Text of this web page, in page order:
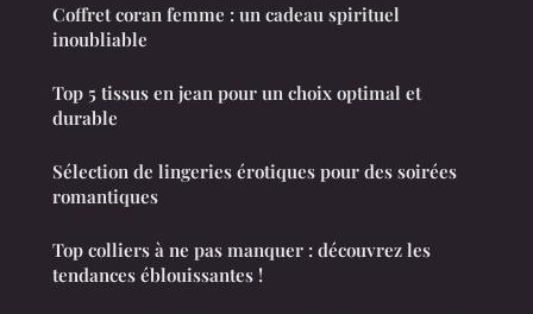
Coffret coran femme : un cadeau spirituel
inoubliable
Top 5 tissus en jean pour un choix optimal et
durable
Sélection de lingeries érotiques pour des soirées
romantiques
Top colliers à ne pas manquer : découvrez les
tendances éblouissantes !